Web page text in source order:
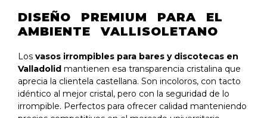
DISEÑO PREMIUM PARA EL
AMBIENTE VALLISOLETANO
Los vasos irrompibles para bares y discotecas en
Valladolid mantienen esa transparencia cristalina que
aprecia la clientela castellana. Son incoloros, con tacto
idéntico al mejor cristal, pero con la seguridad de lo
irrompible. Perfectos para ofrecer calidad manteniendo